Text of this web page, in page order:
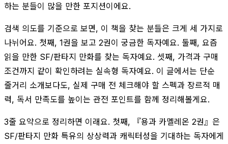
하는 분들이 많을 만한 포지션이에요.
검색 의도를 기준으로 보면, 이 책을 찾는 분들은 크게 세 가지로
나뉘어요. 첫째, 1권을 보고 2권이 궁금한 독자예요. 둘째, 요즘
읽을 만한 SF/판타지 만화를 찾는 독자예요. 셋째, 가격과 구매
조건까지 같이 확인하려는 실속형 독자예요. 이 글에서는 단순
줄거리 소개보다도, 실제 구매 전 체크해야 할 스펙과 장르적 매
력, 독서 만족도를 높이는 관전 포인트를 함께 정리해볼게요.
3줄 요약으로 정리하면 이래요. 첫째, 『용과 카멜레온 2권』은
SF/판타지 만화 특유의 상상력과 캐릭터성을 기대하는 독자에게